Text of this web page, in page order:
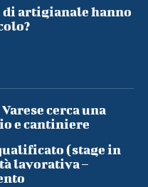
artigianale hanno
cerca una
e cantiniere
(stage in
lavorativa –